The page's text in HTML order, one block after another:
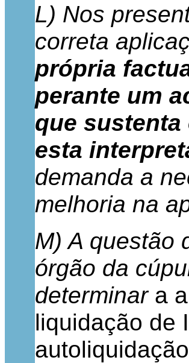
L) Nos
correta
própria
perante um
que
esta
demanda a
melhoria na
M) A questão
órgão da
determinar a
liquidação de